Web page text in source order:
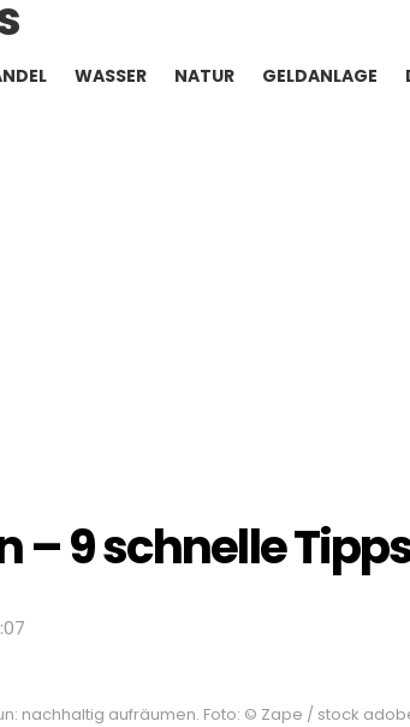
WASSER NATUR GELDANLAGE
9 schnelle
nachhaltig aufräumen. Foto: © Zape / stock